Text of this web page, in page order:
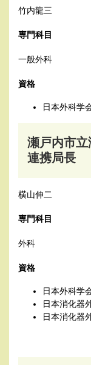
竹内龍三
専門科目
一般外科
資格
日本外科学
瀬戸内市
連携局長
​横山伸二
専門科目
外科
資格
日本外科学
日本消化器
日本消化器